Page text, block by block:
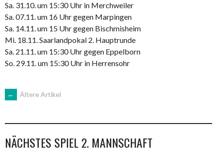
Sa. 31.10. um 15:30 Uhr in Merchweiler
Sa. 07.11. um 16 Uhr gegen Marpingen
Sa. 14.11. um 15 Uhr gegen Bischmisheim
Mi. 18.11. Saarlandpokal 2. Hauptrunde
Sa. 21.11. um 15:30 Uhr gegen Eppelborn
So. 29.11. um 15:30 Uhr in Herrensohr
BEITRAGSNAVIGATION
← Ältere Artikel
NÄCHSTES SPIEL 2. MANNSCHAFT